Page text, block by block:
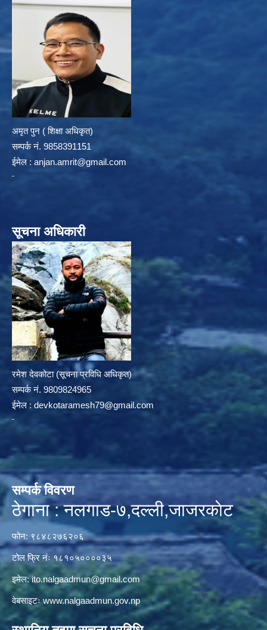
अमृत पुन ( शिक्षा अधिकृत)
सम्पर्क न‌ं. 9858391151
ईमेल : anjan.amrit@gmail.com
सूचना अधिकारी
रमेश देवकोटा (सूचना प्रविधि अधिकृत)
सम्पर्क न‌ं. 9809824965
ईमेल : devkotaramesh79@gmail.com
सम्पर्क विवरण
ठेगाना : नलगाड-७,दल्ली,जाजरकाेट
फोन: ९८४८२७६२०६
टोल फ्रि नंः १८१०५००००३५
इमेल:ito.nalgaadmun@gmail.com
वेबसाइटःwww.nalgaadmun.gov.np